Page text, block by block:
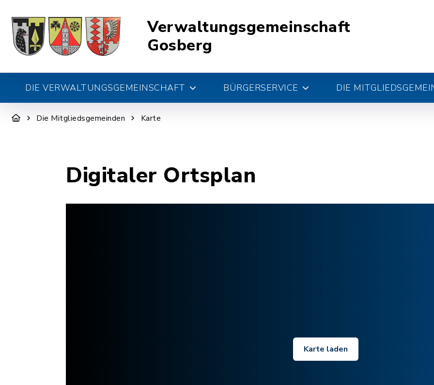
Verwaltungsgemeinschaft
Gosberg
DIE VERWALTUNGSGEMEINSCHAFT BÜRGERSERVICE DIE
Die Mitgliedsgemeinden Karte
Digitaler Ortsplan
Karte laden